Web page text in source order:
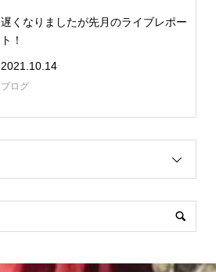
遅くなりましたが先月のライブレポー
ト！
2021.10.14
ブログ